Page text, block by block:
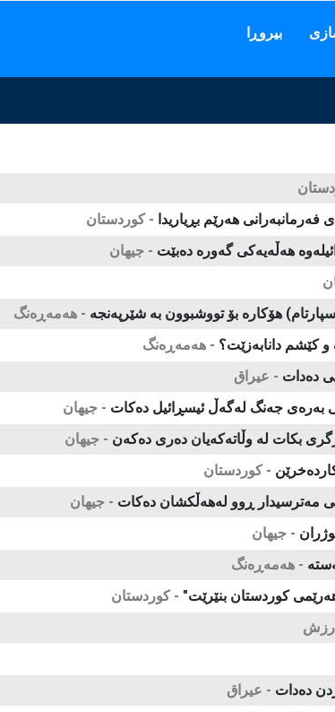
بیروڕا
کرد ...
هەرێم بڕیاریدا - كوردستان
ھەڵەیەکی گەورە دەبێت - جیهان
هۆكارە بۆ تووشبوون به‌ شێرپه‌نجه‌ - هەمەڕەنگ
کێشم دانابەزێت؟ - هەمەڕەنگ
دەدات - عیراق
بەرەی جەنگ لەگەڵ ئیسڕائیل دەكات - جیهان
بكات له‌ وڵاته‌كه‌یان ده‌ری‌ ده‌كه‌ن - جیهان
- كوردستان
مەترسیدار ڕوو لەهەڵكشان دەكات - جیهان
- جیهان
- هەمەڕەنگ
كوردستان بنێرێت" - كوردستان
دەدات - عیراق